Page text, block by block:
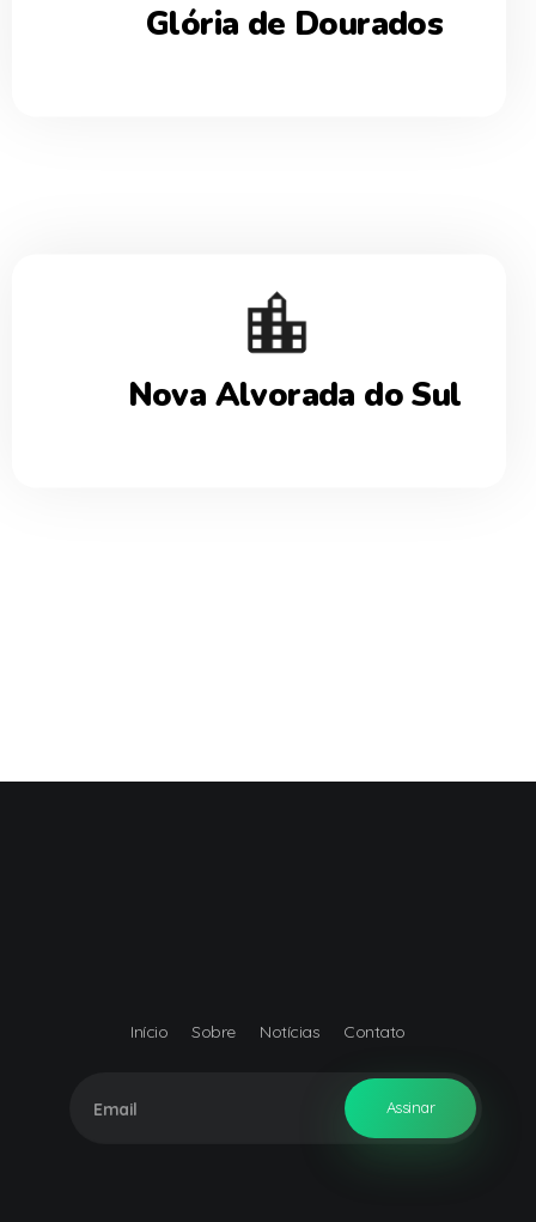
Glória de Dourados
Nova Alvorada do Sul
Início Sobre Notícias Contato